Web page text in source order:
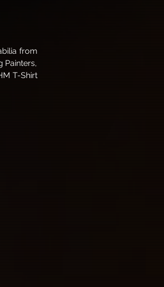
from
Painters,
T-Shirt